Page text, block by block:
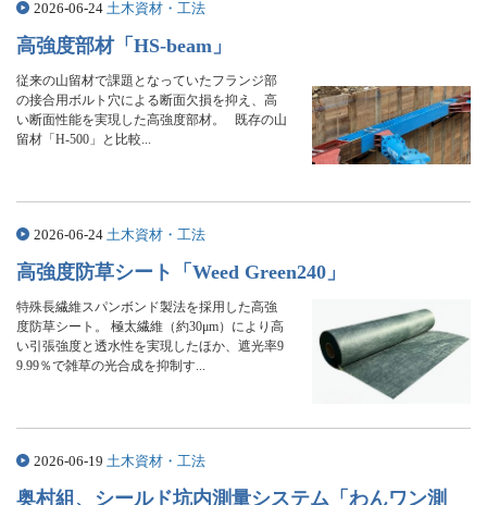
2026-06-24 土木資材・工法
高強度部材「HS-beam」
従来の山留材で課題となっていたフランジ部
の接合用ボルト穴による断面欠損を抑え、高
い断面性能を実現した高強度部材。 既存の山
留材「H-500」と比較...
2026-06-24 土木資材・工法
高強度防草シート「Weed Green240」
特殊長繊維スパンボンド製法を採用した高強
度防草シート。 極太繊維（約30μm）により高
い引張強度と透水性を実現したほか、遮光率9
9.99％で雑草の光合成を抑制す...
2026-06-19 土木資材・工法
奥村組、シールド坑内測量システム「わんワン測